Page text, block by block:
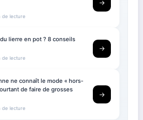
de lecture
→
lierre en pot ? 8 conseils
de lecture
→
ne connaît le mode « hors-
de faire de grosses
de lecture
→